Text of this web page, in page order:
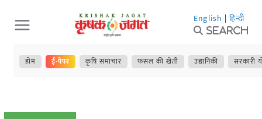
Skip
to
content
English | हिन्दी
Search
होम ई-पेपर कृषि समाचार फसल की खेती उद्यानिकी सरकारी